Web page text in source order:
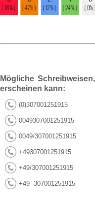
Mögliche
erscheinen kann:
(0)307001251915
0049307001251915
0049/307001251915
+49307001251915
+49/307001251915
+49--307001251915